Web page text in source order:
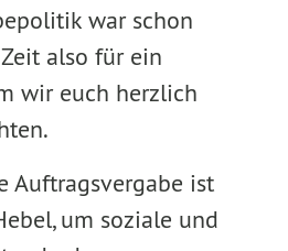
war schon
also für ein
wir euch herzlich
Auftragsvergabe ist
um soziale und